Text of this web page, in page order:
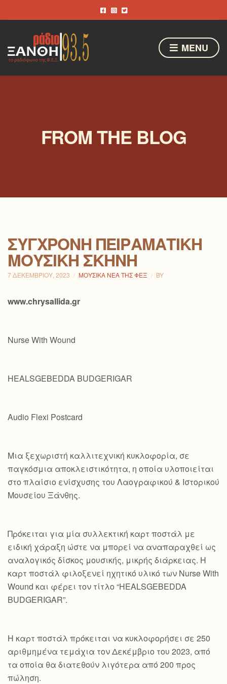
MENU
FROM THE BLOG
ΣΎΓΧΡΟΝΗ ΠΕΙΡΑΜΑΤΙΚΉ
ΜΟΥΣΙΚΉ ΣΚΗΝΉ
7 ΔΕΚΕΜΒΡΊΟΥ, 2023 ΜΟΥΣΙΚΆ ΝΈΑ ΤΗΣ ΦΕΞ BY
www.chrysallida.gr
Nurse With Wound
HEALSGEBEDDA BUDGERIGAR
Audio Flexi Postcard
Mια ξεχωριστή καλλιτεχνική κυκλοφορία, σε
παγκόσμια αποκλειστικότητα, η οποία υλοποιείται
στο πλαίσιο ενίσχυσης του Λαογραφικού & Ιστορικού
Μουσείου Ξάνθης.
Πρόκειται για μία συλλεκτική καρτ ποστάλ με
ειδική χάραξη ώστε να μπορεί να αναπαραχθεί ως
αναλογικός δίσκος μουσικής, μικρής διάρκειας. Η
καρτ ποστάλ φιλοξενεί ηχητικό υλικό των Nurse With
Wound και φέρει τον τίτλο “HEALSGEBEDDA
BUDGERIGAR”.
Η καρτ ποστάλ πρόκειται να κυκλοφορήσει σε 250
αριθμημένα τεμάχια τον Δεκέμβριο του 2023, από
τα οποία θα διατεθούν λιγότερα από 200 προς
πώληση.